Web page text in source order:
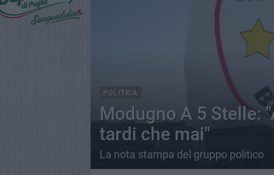
POLITICA
Modugno A 5 Stelle:
tardi che mai"
La nota stampa del gruppo politico